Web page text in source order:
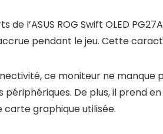
de l’ASUS ROG Swift OLED
pendant le jeu. Cette
ce moniteur ne manque
périphériques. De plus, il prend
carte graphique utilisée.